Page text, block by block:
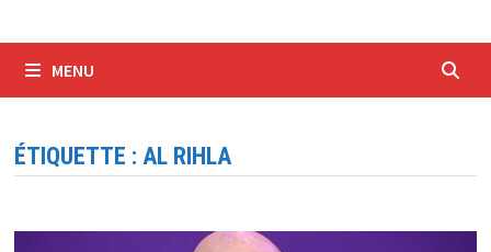
MENU
ÉTIQUETTE : AL RIHLA